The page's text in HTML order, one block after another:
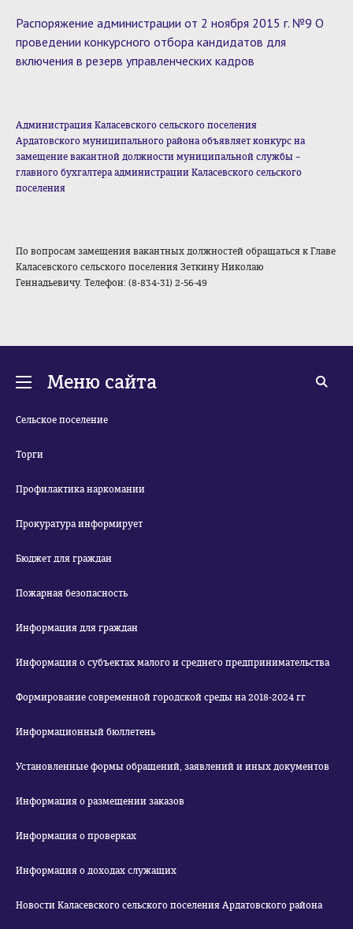
Распоряжение администрации от 2 ноября 2015 г. №9 О
проведении конкурсного отбора кандидатов для
включения в резерв управленческих кадров
Администрация Каласевского сельского поселения
Ардатовского муниципального района объявляет конкурс на
замещение вакантной должности муниципальной службы –
главного бухгалтера администрации Каласевского сельского
поселения
По вопросам замещения вакантных должностей обращаться к Главе
Каласевского сельского поселения Зеткину Николаю
Геннадьевичу. Телефон: (8-834-31) 2-56-49
Меню сайта
Сельское поселение
Торги
Профилактика наркомании
Прокуратура информирует
Бюджет для граждан
Пожарная безопасность
Информация для граждан
Информация о субъектах малого и среднего предпринимательства
Формирование современной городской среды на 2018-2024 гг
Информационный бюллетень
Установленные формы обращений, заявлений и иных документов
Информация о размещении заказов
Информация о проверках
Информация о доходах служащих
Новости Каласевского сельского поселения Ардатовского района